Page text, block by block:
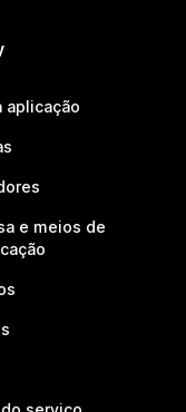
aplicação
e meios de